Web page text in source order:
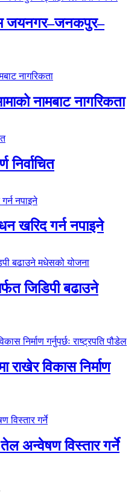
जयनगर–जनकपुर–
नामबाट नागरिकता
निर्वाचित
खरिद गर्न नपाइने
जिडिपी बढाउने
राखेर विकास निर्माण
अन्वेषण विस्तार गर्ने